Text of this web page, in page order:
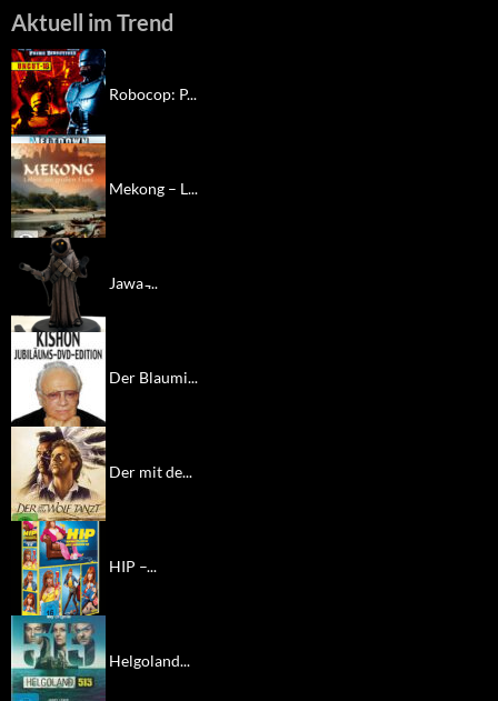
Aktuell im Trend
Robocop: P...
Mekong – L...
Jawa ̵...
Der Blaumi...
Der mit de...
HIP –...
Helgoland...